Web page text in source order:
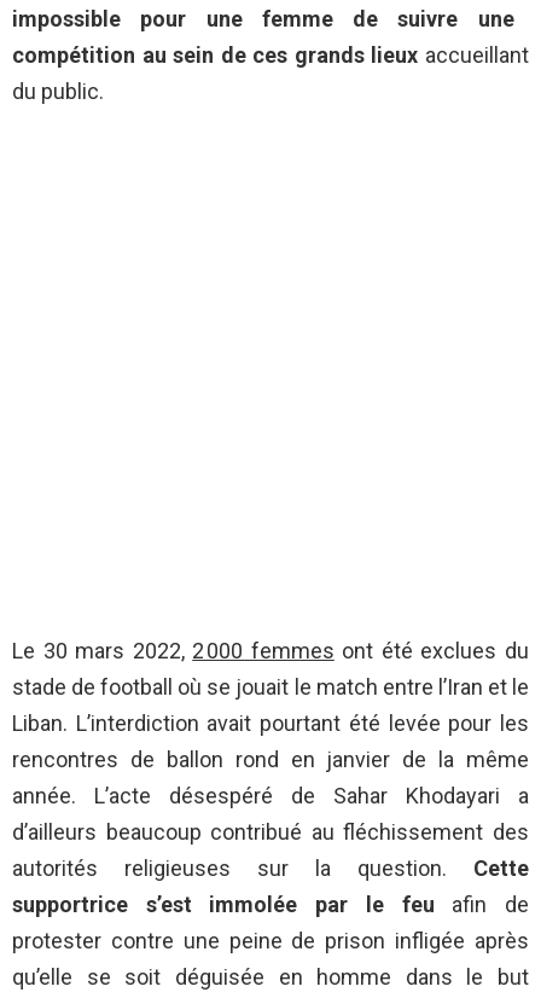
impossible pour une femme de suivre une
compétition au sein de ces grands lieux accueillant
du public.
Le 30 mars 2022, 2 000 femmes ont été exclues du
stade de football où se jouait le match entre l’Iran et le
Liban. L’interdiction avait pourtant été levée pour les
rencontres de ballon rond en janvier de la même
année. L’acte désespéré de Sahar Khodayari a
d’ailleurs beaucoup contribué au fléchissement des
autorités religieuses sur la question. Cette
supportrice s’est immolée par le feu afin de
protester contre une peine de prison infligée après
qu’elle se soit déguisée en homme dans le but